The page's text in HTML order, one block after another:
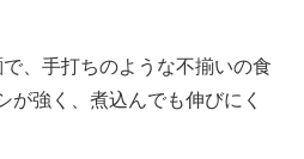
、手打ちのような不揃いの食
が強く、煮込んでも伸びにく